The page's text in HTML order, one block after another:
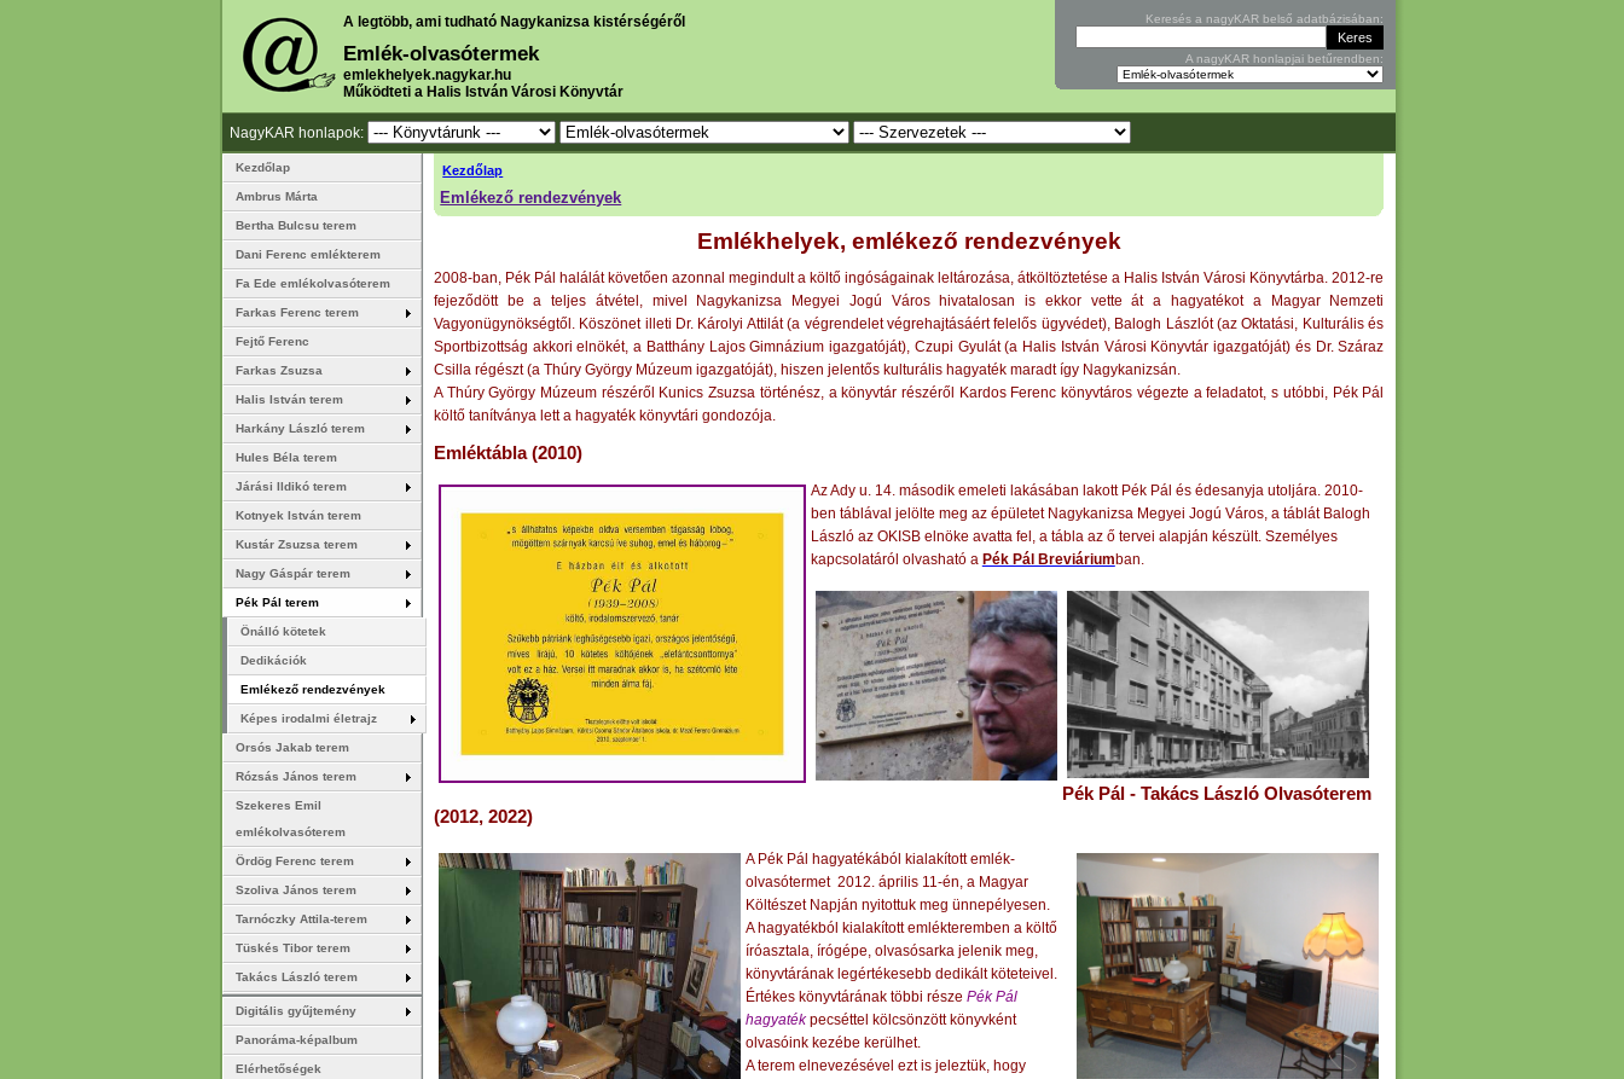
A legtöbb, ami tudható Nagykanizsa kistérségéről
Emlék-olvasótermek
emlekhelyek.nagykar.hu
Működteti a Halis István Városi Könyvtár
Keresés a nagyKAR belső adatbázisában:
A nagyKAR honlapjai betűrendben:
NagyKAR honlapok:
Kezdőlap
Emlékező rendezvények
Emlékhelyek, emlékező rendezvények
2008-ban, Pék Pál halálát követően azonnal megindult a költő ingóságainak leltározása, átköltöztetése a Halis István Városi Könyvtárba. 2012-re
fejeződött be a teljes átvétel, mivel Nagykanizsa Megyei Jogú Város hivatalosan is ekkor vette át a hagyatékot a Magyar Nemzeti
Vagyonügynökségtől. Köszönet illeti Dr. Károlyi Attilát (a végrendelet végrehajtásáért felelős ügyvédet), Balogh Lászlót (az Oktatási, Kulturális és
Sportbizottság akkori elnökét, a Batthány Lajos Gimnázium igazgatóját), Czupi Gyulát (a Halis István Városi Könyvtár igazgatóját) és Dr. Száraz
Csilla régészt (a Thúry György Múzeum igazgatóját), hiszen jelentős kulturális hagyaték maradt így Nagykanizsán.
A Thúry György Múzeum részéről Kunics Zsuzsa történész, a könyvtár részéről Kardos Ferenc könyvtáros végezte a feladatot, s utóbbi, Pék Pál
költő tanítványa lett a hagyaték könyvtári gondozója.
Emléktábla (2010)
Az Ady u. 14. második emeleti lakásában lakott Pék Pál és édesanyja utoljára. 2010-
ben táblával jelölte meg az épületet Nagykanizsa Megyei Jogú Város, a táblát Balogh
László az OKISB elnöke avatta fel, a tábla az ő tervei alapján készült. Személyes
kapcsolatáról olvasható a Pék Pál Breviáriumban.
Pék Pál - Takács László Olvasóterem
(2012, 2022)
A Pék Pál hagyatékából kialakított emlék-
olvasótermet 2012. április 11-én, a Magyar
Költészet Napján nyitottuk meg ünnepélyesen.
A hagyatékból kialakított emlékteremben a költő
íróasztala, írógépe, olvasósarka jelenik meg,
könyvtárának legértékesebb dedikált köteteivel.
Értékes könyvtárának többi része Pék Pál
hagyatékpecséttel kölcsönzött könyvként
olvasóink kezébe kerülhet.
A terem elnevezésével ezt is jeleztük, hogy
Kezdőlap
Ambrus Márta
Bertha Bulcsu terem
Dani Ferenc emlékterem
Fa Ede emlékolvasóterem
Farkas Ferenc terem
Fejtő Ferenc
Farkas Zsuzsa
Halis István terem
Harkány László terem
Hules Béla terem
Járási Ildikó terem
Kotnyek István terem
Kustár Zsuzsa terem
Nagy Gáspár terem
Pék Pál terem
Önálló kötetek
Dedikációk
Emlékező rendezvények
Képes irodalmi életrajz
Orsós Jakab terem
Rózsás János terem
Szekeres Emil
emlékolvasóterem
Ördög Ferenc terem
Szoliva János terem
Tarnóczky Attila-terem
Tüskés Tibor terem
Takács László terem
Digitális gyűjtemény
Panoráma-képalbum
Elérhetőségek